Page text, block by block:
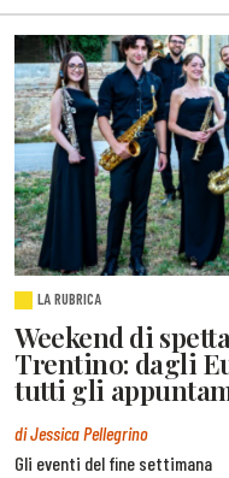
LA RUBRICA
Weekend di
Trentino: dagli
tutti gli
di Jessica Pellegrino
Gli eventi del fine settimana